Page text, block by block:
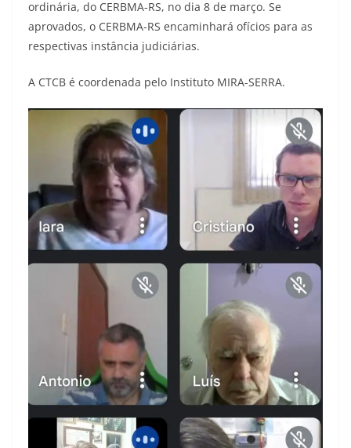
ordinária, do CERBMA-RS, no dia 8 de março. Se
aprovados, o CERBMA-RS encaminhará ofícios para as
respectivas instância judiciárias.
A CTCB é coordenada pelo Instituto MIRA-SERRA.